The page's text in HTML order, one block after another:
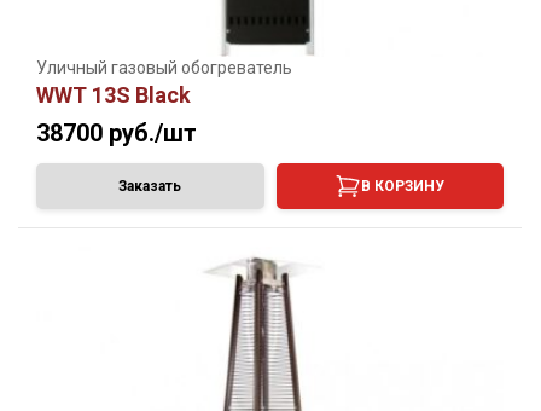
Уличный газовый обогреватель
WWT 13S Black
38700 руб./шт
Заказать В КОРЗИНУ